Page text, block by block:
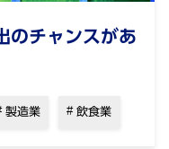
のチャンスがあ
製造業 飲食業